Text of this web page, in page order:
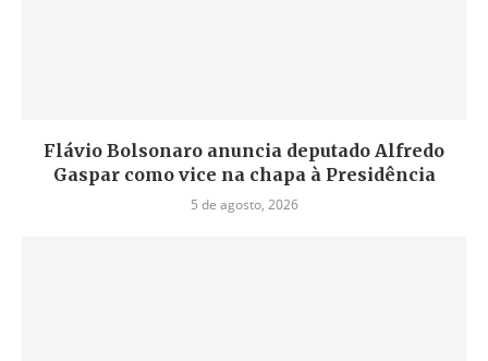
Flávio Bolsonaro anuncia deputado Alfredo
Gaspar como vice na chapa à Presidência
5 de agosto, 2026